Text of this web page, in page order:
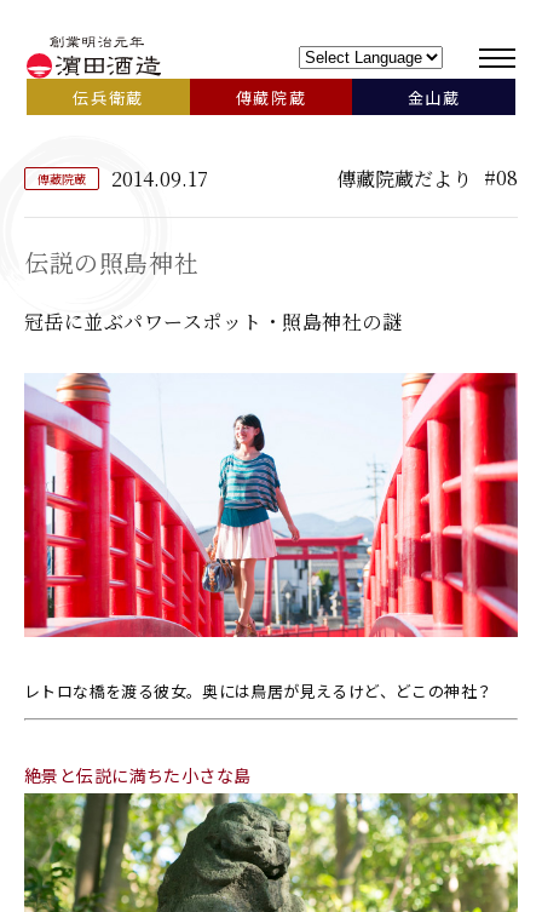
伝兵衛蔵 傳藏院蔵 金山蔵
傳藏院蔵 2014.09.17 傳藏院蔵だより #08
伝説の照島神社
冠岳に並ぶパワースポット・照島神社の謎
レトロな橋を渡る彼女。奥には鳥居が見えるけど、どこの神社？
絶景と伝説に満ちた小さな島